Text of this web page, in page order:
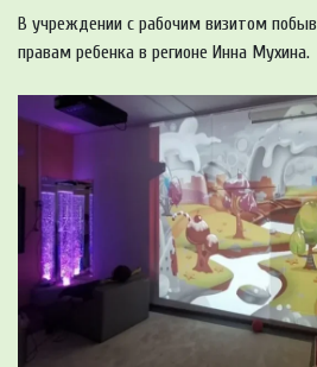
В учреждении с рабочим визитом
правам ребенка в регионе Инна Мухина.